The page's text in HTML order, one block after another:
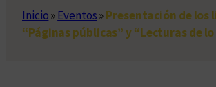
Inicio» Eventos»Presentación de los
“Páginas públicas” y “Lecturas de